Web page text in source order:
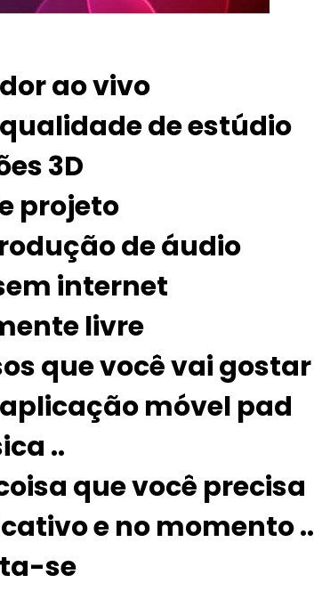
ao vivo
de estúdio
3D
projeto
de áudio
internet
livre
que você vai gostar
móvel pad
..
que você precisa
e no momento ..
se